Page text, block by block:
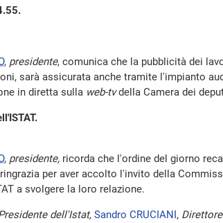
, presidente, comunica che la pubblicità dei
sarà assicurata anche tramite l'impianto
in diretta sulla web-tvdella Camera dei
, presidente, ricorda che l'ordine del giorno
per aver accolto l'invito della
a svolgere la loro relazione.
dell'Istat, Sandro CRUCIANI,